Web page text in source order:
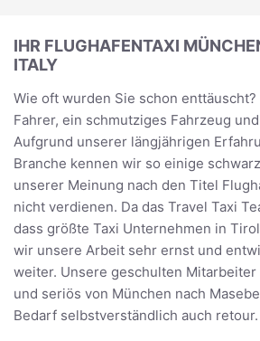
IHR FLUGHAFENTAXI
ITALY
Wie oft wurden Sie schon
Fahrer, ein schmutziges Fahrzeug
Aufgrund unserer längjährigen
Branche kennen wir so einige
unserer Meinung nach den Titel
nicht verdienen. Da das Travel Taxi
dass größte Taxi Unternehmen in
wir unsere Arbeit sehr ernst und
weiter. Unsere geschulten
und seriös von München nach
Bedarf selbstverständlich auch retour.